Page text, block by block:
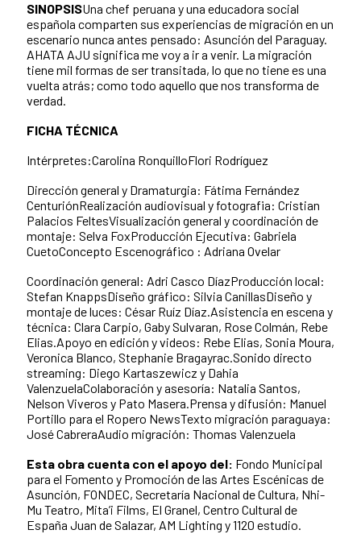
SINOPSISUna chef peruana y una educadora social
española comparten sus experiencias de migración en un
escenario nunca antes pensado: Asunción del Paraguay.
AHATA AJU significa me voy a ir a venir. La migración
tiene mil formas de ser transitada, lo que no tiene es una
vuelta atrás; como todo aquello que nos transforma de
verdad.
FICHA TÉCNICA
Intérpretes:Carolina RonquilloFlori Rodríguez
Dirección general y Dramaturgia: Fátima Fernández
CenturiónRealización audiovisual y fotografia: Cristian
Palacios FeltesVisualización general y coordinación de
montaje: Selva FoxProducción Ejecutiva: Gabriela
CuetoConcepto Escenográfico : Adriana Ovelar
Coordinación general: Adri Casco DíazProducción local:
Stefan KnappsDiseño gráfico: Silvia CanillasDiseño y
montaje de luces: César Ruíz Díaz.Asistencia en escena y
técnica: Clara Carpio, Gaby Sulvaran, Rose Colmán, Rebe
Elias.Apoyo en edición y videos: Rebe Elias, Sonia Moura,
Veronica Blanco, Stephanie Bragayrac.Sonido directo
streaming: Diego Kartaszewicz y Dahia
ValenzuelaColaboración y asesoría: Natalia Santos,
Nelson Viveros y Pato Masera.Prensa y difusión: Manuel
Portillo para el Ropero NewsTexto migración paraguaya:
José CabreraAudio migración: Thomas Valenzuela
Esta obra cuenta con el apoyo del: Fondo Municipal
para el Fomento y Promoción de las Artes Escénicas de
Asunción, FONDEC, Secretaría Nacional de Cultura, Nhi-
Mu Teatro, Mita’i Films, El Granel, Centro Cultural de
España Juan de Salazar, AM Lighting y 1120 estudio.